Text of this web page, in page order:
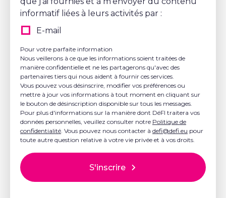
informatif liées à leurs activités par :
E-mail
Pour votre parfaite information
Nous veillerons à ce que les informations soient traitées de
manière confidentielle et ne les partagerons qu'avec des
partenaires tiers qui nous aident à fournir ces services.
Vous pouvez vous désinscrire, modifier vos préférences ou
mettre à jour vos informations à tout moment en cliquant sur
le bouton de désinscription disponible sur tous les messages.
Pour plus d'informations sur la manière dont DéFI traitera vos
données personnelles, veuillez consulter notre Politique de
confidentialité. Vous pouvez nous contacter à defi@defi.eu pour
toute autre question relative à votre vie privée et à vos droits.
S'inscrire